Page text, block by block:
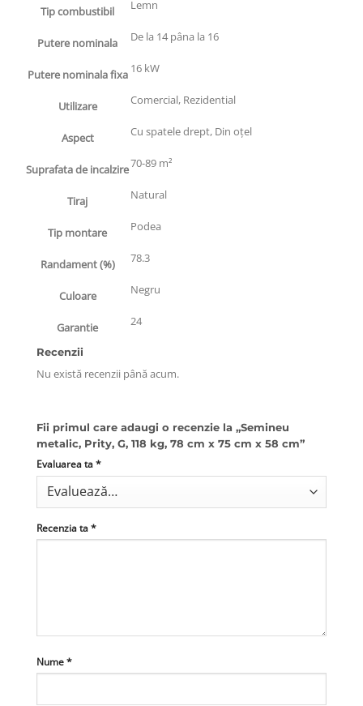
Tip combustibil Lemn
Putere nominala De la 14 pâna la 16
Putere nominala fixa 16 kW
Utilizare Comercial, Rezidential
Aspect Cu spatele drept, Din oțel
Suprafata de incalzire70-89 m²
Tiraj Natural
Tip montare Podea
Randament (%) 78.3
Culoare Negru
Garantie 24
Recenzii
Nu există recenzii până acum.
Fii primul care adaugi o recenzie la „Semineu
metalic, Prity, G, 118 kg, 78 cm x 75 cm x 58 cm”
Evaluarea ta *
Recenzia ta *
Nume *